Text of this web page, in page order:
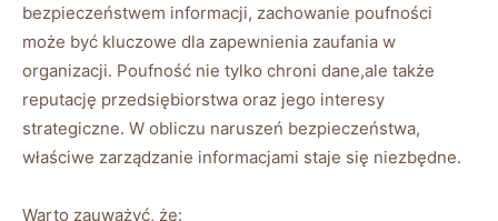
bezpieczeństwem informacji, ‍zachowanie poufności
może ⁤być ⁤kluczowe ⁢dla zapewnienia zaufania w​
organizacji.​ Poufność nie ⁣tylko chroni⁣ dane,ale także
reputację przedsiębiorstwa oraz jego interesy
⁤strategiczne. ⁣W obliczu naruszeń bezpieczeństwa,
właściwe zarządzanie ​informacjami⁣ staje się niezbędne.
Warto ​zauważyć, że: